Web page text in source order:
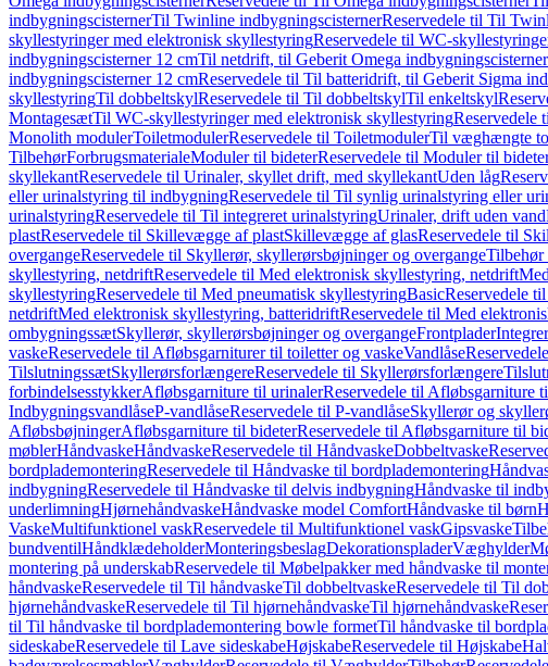
indbygningscisternerTil Twinline indbygningscisternerReservedele til Til
skyllestyringer med elektronisk skyllestyringReservedele til WC-
indbygningscisterner 12 cmTil netdrift, til Geberit Omega
indbygningscisterner 12 cmReservedele til Til batteridrift, til Geberit Sigma
skyllestyringTil dobbeltskylReservedele til Til dobbeltskylTil enkeltskyl
MontagesætTil WC-skyllestyringer med elektronisk skyllestyringReservedele
Monolith modulerToiletmodulerReservedele til ToiletmodulerTil væghængte
TilbehørForbrugsmaterialeModuler til bideterReservedele til Moduler til
skyllekantReservedele til Urinaler, skyllet drift, med skyllekantUden låg
eller urinalstyring til indbygningReservedele til Til synlig urinalstyring eller
urinalstyringReservedele til Til integreret urinalstyringUrinaler, drift uden vand
plastReservedele til Skillevægge af plastSkillevægge af glasReservedele til
overgangeReservedele til Skyllerør, skyllerørsbøjninger og overgangeTilbehør
skyllestyring, netdriftReservedele til Med elektronisk skyllestyring, netdrift
skyllestyringReservedele til Med pneumatisk skyllestyringBasicReservedele
netdriftMed elektronisk skyllestyring, batteridriftReservedele til Med
ombygningssætSkyllerør, skyllerørsbøjninger og overgangeFrontplader
vaskeReservedele til Afløbsgarniturer til toiletter og vaskeVandlåse
TilslutningssætSkyllerørsforlængereReservedele til Skyllerørsforlængere
forbindelsesstykkerAfløbsgarniture til urinalerReservedele til Afløbsgarniture
IndbygningsvandlåseP-vandlåseReservedele til P-vandlåseSkyllerør og
AfløbsbøjningerAfløbsgarniture til bideterReservedele til Afløbsgarniture til
møblerHåndvaskeHåndvaskeReservedele til HåndvaskeDobbeltvaske
bordplademonteringReservedele til Håndvaske til bordplademontering
indbygningReservedele til Håndvaske til delvis indbygningHåndvaske til
underlimningHjørnehåndvaskeHåndvaske model ComfortHåndvaske til børn
VaskeMultifunktionel vaskReservedele til Multifunktionel vaskGipsvaske
bundventilHåndklædeholderMonteringsbeslagDekorationspladerVæghylder
montering på underskabReservedele til Møbelpakker med håndvaske til
håndvaskeReservedele til Til håndvaskeTil dobbeltvaskeReservedele til Til
hjørnehåndvaskeReservedele til Til hjørnehåndvaskeTil hjørnehåndvaske
til Til håndvaske til bordplademontering bowle formetTil håndvaske til
sideskabeReservedele til Lave sideskabeHøjskabeReservedele til Højskabe